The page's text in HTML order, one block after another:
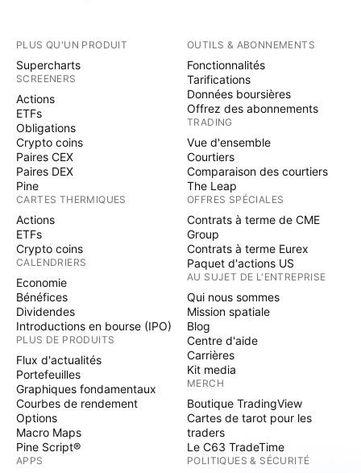
PLUS QU'UN PRODUIT
Supercharts
SCREENERS
Actions
ETFs
Obligations
Crypto coins
Paires CEX
Paires DEX
Pine
CARTES THERMIQUES
Actions
ETFs
Crypto coins
CALENDRIERS
Economie
Bénéfices
Dividendes
Introductions en bourse (IPO)
PLUS DE PRODUITS
Flux d'actualités
Portefeuilles
Graphiques fondamentaux
Courbes de rendement
Options
Macro Maps
Pine Script®
APPS
OUTILS & ABONNEMENTS
Fonctionnalités
Tarifications
Données boursières
Offrez des abonnements
TRADING
Vue d'ensemble
Courtiers
Comparaison des courtiers
The Leap
OFFRES SPÉCIALES
Contrats à terme de CME
Group
Contrats à terme Eurex
Paquet d'actions US
AU SUJET DE L'ENTREPRISE
Qui nous sommes
Mission spatiale
Blog
Centre d'aide
Carrières
Kit media
MERCH
Boutique TradingView
Cartes de tarot pour les
traders
Le C63 TradeTime
POLITIQUES & SÉCURITÉ